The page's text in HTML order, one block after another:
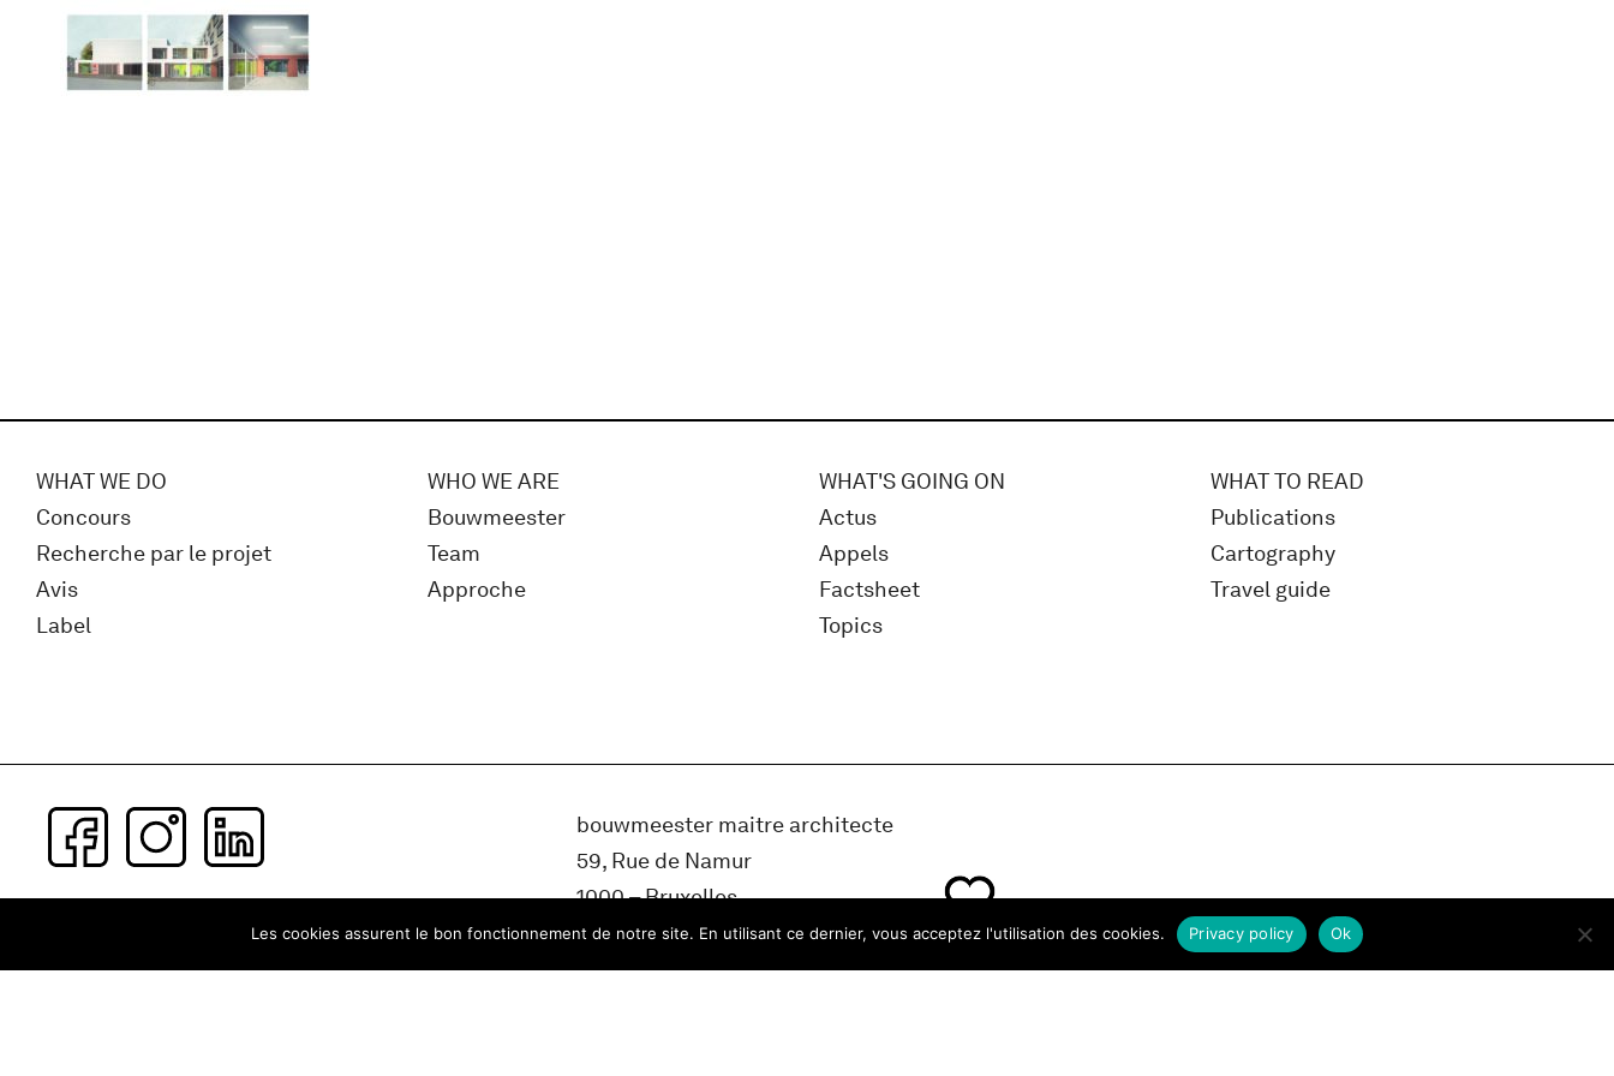
WHAT WE DO
Concours
Recherche par le projet
Avis
Label
WHO WE ARE
Bouwmeester
Team
Approche
WHAT'S GOING ON
Actus
Appels
Factsheet
Topics
WHAT TO READ
Publications
Cartography
Travel guide
Subscribe to our newsletter
bouwmeester maitre architecte
59, Rue de Namur
1000 – Bruxelles
Belgique
Les cookies assurent le bon fonctionnement de notre site. En utilisant ce dernier, vous acceptez l'utilisation des cookies. Ok
Privacy policy